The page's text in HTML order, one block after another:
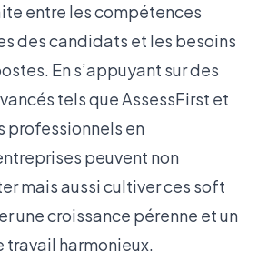
entre les compétences
des candidats et les besoins
En s’appuyant sur des
tels que AssessFirst et
professionnels en
peuvent non
mais aussi cultiver ces soft
une croissance pérenne et un
travail harmonieux.